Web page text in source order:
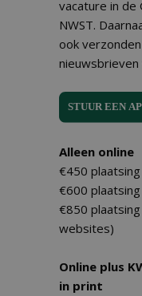
vacature in de
NWST.
ook
nieuwsbrieven
Alleen online
€450
€600
€850
websites)
Online plus
in print